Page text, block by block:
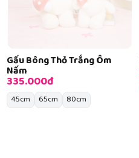
Gấu Bông Thỏ Trắng Ôm
Nấm
335.000đ
45cm 65cm 80cm